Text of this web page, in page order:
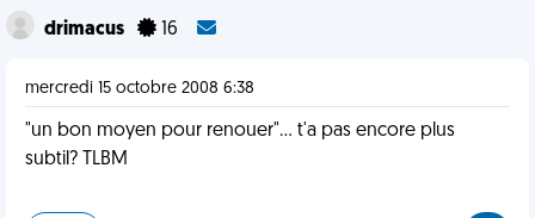
drimacus 16
mercredi 15 octobre 2008 6:38
"un bon moyen pour renouer"... t'a pas encore plus
subtil? TLBM